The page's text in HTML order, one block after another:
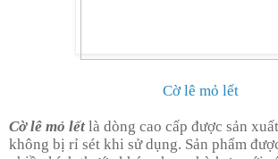
Cờ lê mỏ lết
Cờ lê mỏ lết là dòng cao cấp được sản
không bị rỉ sét khi sử dụng. Sản phẩm